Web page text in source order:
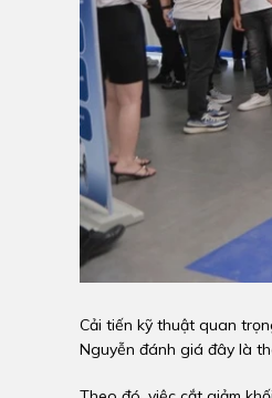
Cải tiến kỹ thuật quan
Nguyễn đánh giá đây là